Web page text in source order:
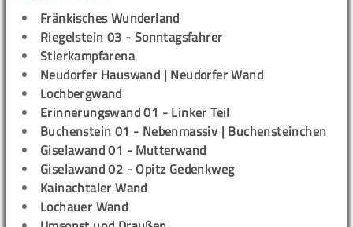
Fränkisches Wunderland
Riegelstein 03 - Sonntagsfahrer
Stierkampfarena
Neudorfer Hauswand | Neudorfer Wand
Lochbergwand
Erinnerungswand 01 - Linker Teil
Buchenstein 01 - Nebenmassiv | Buchensteinchen
Giselawand 01 - Mutterwand
Giselawand 02 - Opitz Gedenkweg
Kainachtaler Wand
Lochauer Wand